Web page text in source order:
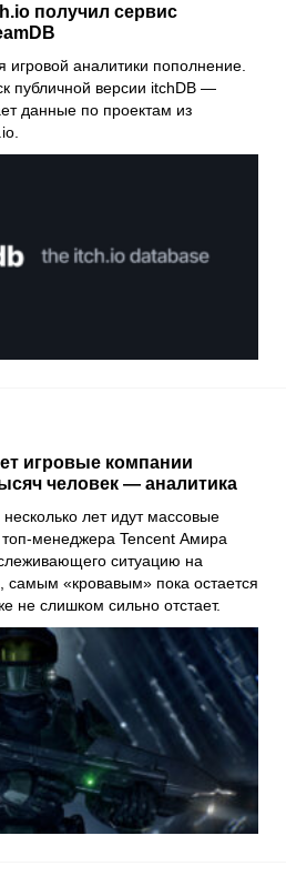
получил сервис
аналитики пополнение.
публичной версии itchDB —
данные по проектам из
игровые компании
человек — аналитика
лет идут массовые
менеджера Tencent Амира
ситуацию на
самым «кровавым» пока остается
не слишком сильно отстает.